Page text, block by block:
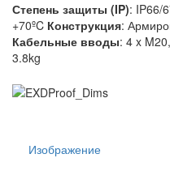
Степень защиты (IP): IP66/
+70ºC Конструкция:
Кабельные вводы: 4 x
3.8kg
Изображение